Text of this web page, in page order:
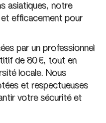
asiatiques, notre
et efficacement pour
par un professionnel
de 80 €, tout en
locale. Nous
et respectueuses
votre sécurité et